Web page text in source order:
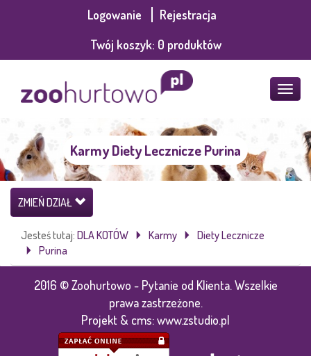
Logowanie
Rejestracja
Twój koszyk: 0 produktów
Karmy Diety Lecznicze Purina
ZMIEŃ DZIAŁ
Jesteś tutaj: DLA KOTÓW Karmy
Diety Lecznicze
Purina
2016 © Zoohurtowo - Pytanie od Klienta. Wszelkie
prawa zastrzeżone.
Projekt & cms:www.zstudio.pl